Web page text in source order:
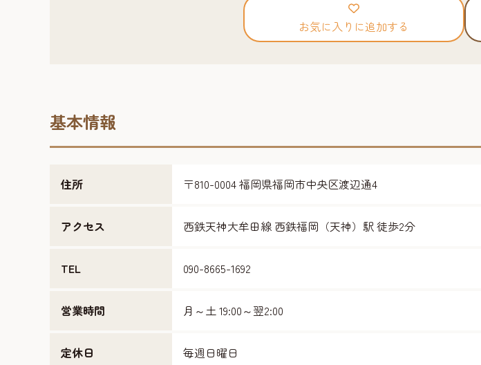
お気に入りに追加する
基本情報
住所 〒810-0004 福岡県福岡市中央区渡辺通4
アクセス 西鉄天神大牟田線 西鉄福岡（天神）駅 徒歩2分
TEL 090-8665-1692
営業時間 月～土 19:00～翌2:00
定休日 毎週日曜日